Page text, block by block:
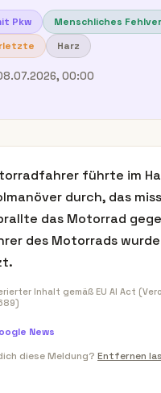
Pkw
Menschliches
Harz
00:00
führte im
durch, das
das Motorrad
des Motorrads
Inhalt gemäß EU AI Act
News
diese Meldung? Entfernen